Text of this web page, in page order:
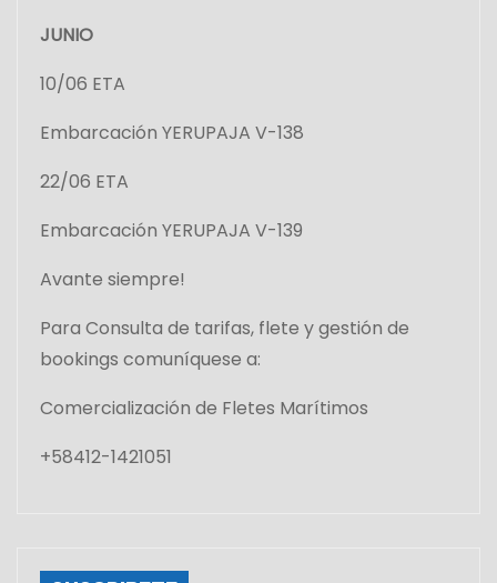
JUNIO
10/06 ETA
Embarcación YERUPAJA V-138
22/06 ETA
Embarcación YERUPAJA V-139
Avante siempre!
Para Consulta de tarifas, flete y gestión de
bookings comuníquese a:
Comercialización de Fletes Marítimos
+58412-1421051